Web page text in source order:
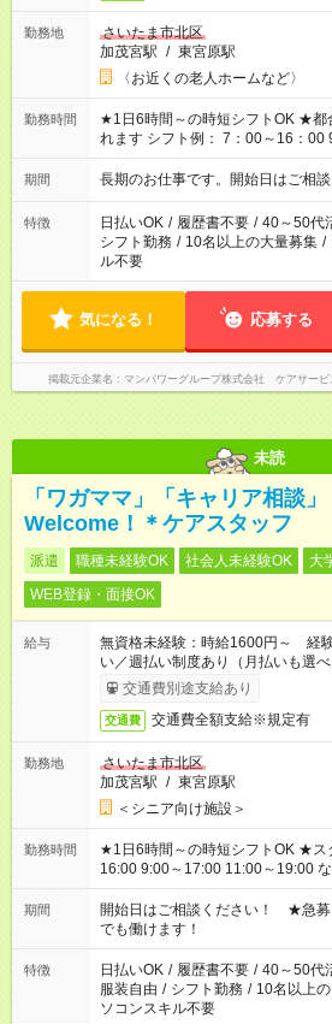
勤務地
さいたま市北区
加茂宮駅 / 東宮原駅
〈お近くの老人ホームなど〉
勤務時間
★1日6時間～の時短シフトOK ★都合に合わせてシフトが決めら
れます シフト例： 7：00～16：00
18：00 11：00～20：00 など ※Wワークの場合、他のお仕事と
合わせ週40時間超の就業はご案内
派遣法（日雇い派遣の原則禁止）
業はご案内が難しい場合があります
期間 長期のお仕事です。開始日はご相
特徴 日払いOK / 履歴書不要 / 40～50代
シフト勤務 / 10名以上の大量募集 /
ル不要
気になる！ 応募する
掲載元企業名 マンパワーグループ株式会社 ケアサー
未読
「ワガママ」「キャリア相談
Welcome！＊ケアスタッフ
派遣 職種未経験OK 社会人未経験OK 大
WEB登録・面接OK
給与
無資格未経験：時給1600円～
い／週払い制度あり（月払いも選
完了次第のお支払いとなります。
交通費別途支給あり
交通費 交通費全額支給※規定有
勤務地
さいたま市北区
加茂宮駅 / 東宮原駅
＜シニア向け施設＞
勤務時間
★1日6時間～の時短シフトOK ★スタート時間選べます！ 7:00～
16:00 9:00～17:00 11:00～19:00 など 残業
場合、他のお仕事と合わせ週40時
ん ※法令に基づき、週20時間以上
となります ※労働者派遣法（日雇
短時間・短期間の就業はご案内が
期間
開始日はご相談ください！ ★急
でも働けます！
特徴 日払いOK / 履歴書不要 / 40～50代
服装自由 / シフト勤務 / 10名以上
ソコンスキル不要